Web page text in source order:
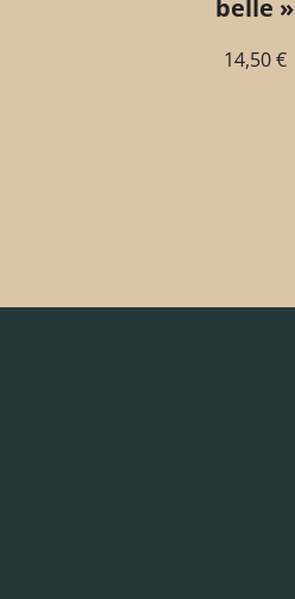
belle »
14,50€